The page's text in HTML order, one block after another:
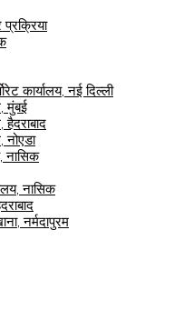
कार्यालय, नई दिल्ली
मुंबई
नासिक
नासिक
नर्मदापुरम